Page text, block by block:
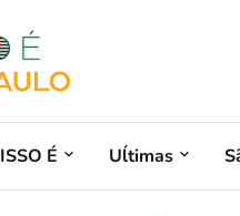
ISSO É Uĺtimas